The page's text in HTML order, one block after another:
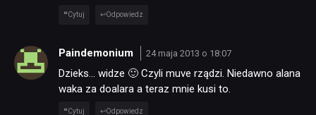
Cytuj Odpowiedz
Paindemonium 24 maja 2013 o 18:07
Dzieks… widze 🙂 Czyli muve rządzi. Niedawno alana
waka za doalara a teraz mnie kusi to.
Cytuj Odpowiedz